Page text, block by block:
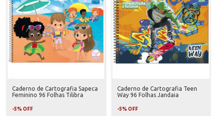
Caderno de Cartografia Sapeca
Feminino 96 Folhas Tilibra
-5% OFF
Caderno de Cartografia Teen
Way 96 Folhas Jandaia
-5% OFF